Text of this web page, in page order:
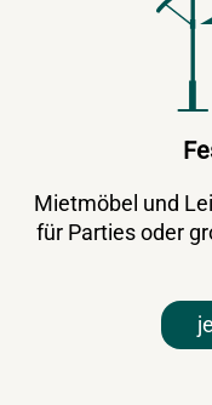
Mietmöbel und
für Parties oder